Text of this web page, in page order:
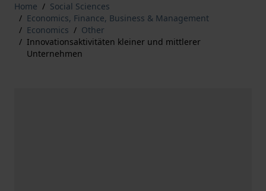
Home / Social Sciences
/ Economics, Finance, Business & Management
/ Economics / Other
/ Innovationsaktivitäten kleiner und mittlerer
Unternehmen